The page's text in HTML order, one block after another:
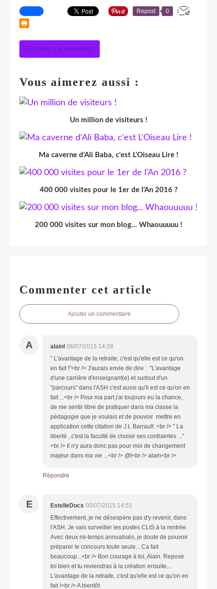
Repost 0
S'inscrire à la newsletter
Vous aimerez aussi :
Un million de visiteurs !
Ma caverne d'Ali Baba, c'est L'Oiseau Lire !
400 000 visites pour le 1er de l'An 2016 ?
200 000 visites sur mon blog... Whaouuuuu !
Commenter cet article
Ajouter un commentaire
A alainl 06/07/2015 14:28
" L'avantage de la retraite, c'est qu'elle est ce qu'on
en fait !"<br /> J'aurais envie de dire : "L'avantage
d'une carrière d'enseignant(e) et surtout d'un
"parcours" dans l'ASH c'est aussi qu'il est ce qu'on en
fait ...<br /> Pour ma part j'ai toujours eu la chance,
de me sentir libre de pratiquer dans ma classe la
pédagogie que je voulais et de pouvoir mettre en
application cette citation de J.L Barrault :<br /> " La
liberté , c'est la faculté de choisir ses contraintes ..."
<br /> Il n'y aura donc pas pour moi de changement
majeur dans ma vie ...<br /> @t<br /> alain<br />
Répondre
E EstelleDocs 05/07/2015 14:51
Effectivement, je ne désespère pas d'y revenir, dans
l'ASH. Je vais surveiller les postes CLIS à la rentrée.
Avec deux mi-temps annualisés, je doute de pouvoir
préparer le concours toute seule... Ca fait
beaucoup...<br /> Bon courage à toi, Alain. Repose
toi bien et tu reviendras à la création ensuite...
L'avantage de la retraite, c'est qu'elle est ce qu'on en
fait !<br /> A bientôt